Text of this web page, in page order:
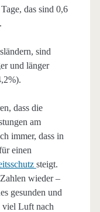
das sind 0,6
sind
und länger
dass die
am
immer, dass in
einen
steigt.
wieder –
gesunden und
viel Luft nach